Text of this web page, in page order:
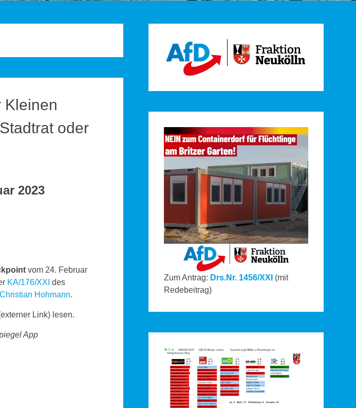
Kleinen
oder
2023
vom 24. Februar
KA/176/XXI des
Christian Hohmann.
Link) lesen.
App
Zum Antrag: Drs.Nr. 1456/XXI (mit
Redebeitrag)